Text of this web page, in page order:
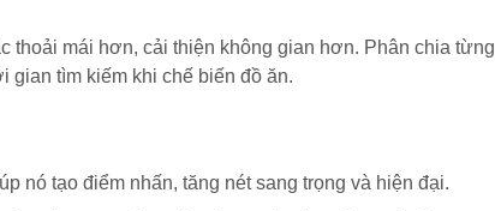
thoải mái hơn, cải thiện không gian hơn. Phân chia từng
gian tìm kiếm khi chế biến đồ ăn.
nó tạo điểm nhấn, tăng nét sang trọng và hiện đại.